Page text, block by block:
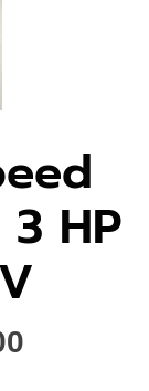
HP